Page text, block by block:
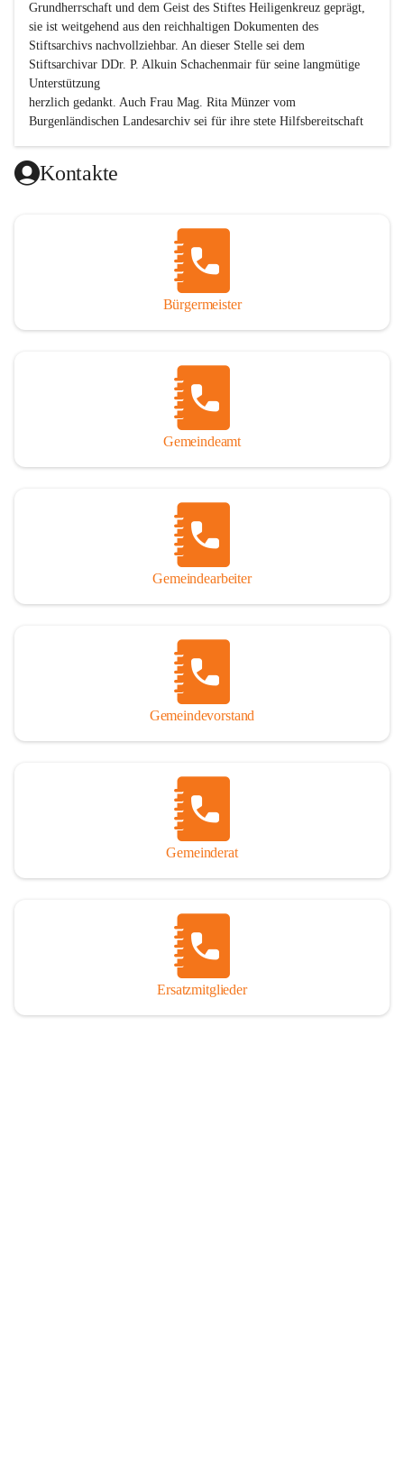
Grundherrschaft und dem Geist des Stiftes Heiligenkreuz geprägt,
sie ist weitgehend aus den reichhaltigen Dokumenten des
Stiftsarchivs nachvollziehbar. An dieser Stelle sei dem
Stiftsarchivar DDr. P. Alkuin Schachenmair für seine langmütige
Unterstützung
herzlich gedankt. Auch Frau Mag. Rita Münzer vom
Burgenländischen Landesarchiv sei für ihre stete Hilfsbereitschaft
Dank gilt den Textautoren dieser Chronik, dem kleinen
Redaktionsteam, für die gute Zusammenarbeit.
gedankt werden, die durch ihre Erinnerungen, Informationen und
durch das Überlassen von Fotos und Dokumenten zum Gesamtbild
dieses Buches wesentlich beigetragen haben.
Der Zeitdruck war enorm, um das Werk auch zeitgerecht für das
Jubiläumsjahr abschließen zu können. Daher mag um Nachsicht
Ausführlichkeit behandelt erscheinen, oder auch der eine oder
andere Fehler unterlief. Die Autoren haben nach ihren
individuellen Möglichkeiten mit bestem Wissen und Gewissen
Andreas Rohatsch wurde auf das System der Fußnoten verzichtet.
Wo eine genaue Quellenangabe sinnvoll und notwendig erschien,
sind die entsprechenden Quellenhinweise in den fließenden Text
eingearbeitet. Der leichteren Lesbarkeit halber ist auch von einer
streng gendergerechten Ausdrucksform Abstand genommen
So darf ich Sie zu einer interessanten, vergnüglichen und
manchmal auch nachdenklich machenden Zeitreise durch die
Jahrhunderte, ja Jahrtausende alte Geschichte von der Steinzeit
einladen.
Kontakte
Bürgermeister
Gemeindeamt
Gemeindearbeiter
Gemeindevorstand
Gemeinderat
Ersatzmitglieder